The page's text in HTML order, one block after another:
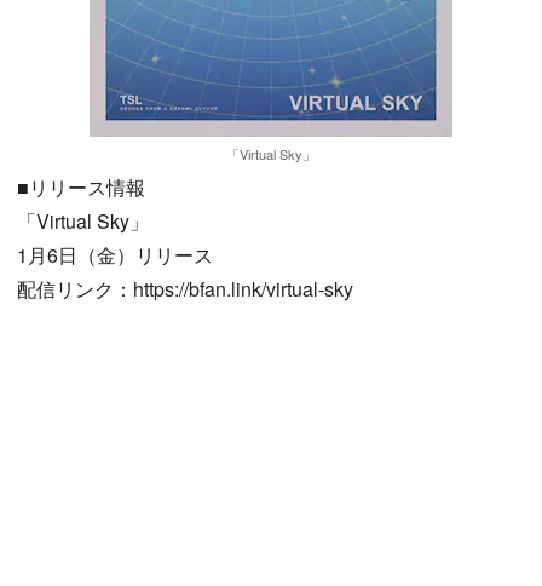
「Virtual Sky」
■リリース情報
「Virtual Sky」
1月6日（金）リリース
配信リンク：https://bfan.link/virtual-sky